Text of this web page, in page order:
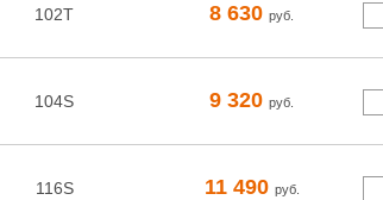
102T 8 630 руб.
104S 9 320 руб.
116S 11 490 руб.